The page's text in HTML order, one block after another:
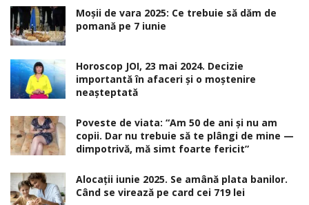
Moșii de vara 2025: Ce trebuie să dăm de
pomană pe 7 iunie
Horoscop JOI, 23 mai 2024. Decizie
importantă în afaceri şi o moştenire
neaşteptată
Poveste de viata: “Am 50 de ani și nu am
copii. Dar nu trebuie să te plângi de mine —
dimpotrivă, mă simt foarte fericit”
Alocaţii iunie 2025. Se amână plata banilor.
Când se virează pe card cei 719 lei